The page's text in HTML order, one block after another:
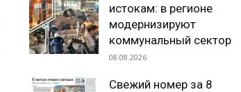
истокам: в регионе
модернизируют
коммунальный сектор
08.08.2026
Свежий номер за 8